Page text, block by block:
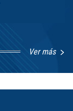
Ver más